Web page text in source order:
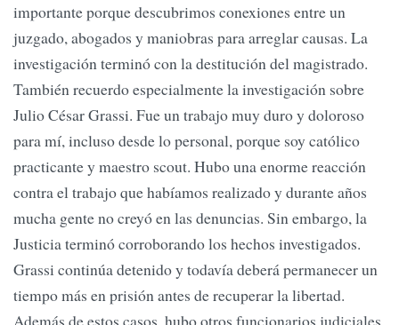
importante porque descubrimos conexiones entre un
juzgado, abogados y maniobras para arreglar causas. La
investigación terminó con la destitución del magistrado.
También recuerdo especialmente la investigación sobre
Julio César Grassi. Fue un trabajo muy duro y doloroso
para mí, incluso desde lo personal, porque soy católico
practicante y maestro scout. Hubo una enorme reacción
contra el trabajo que habíamos realizado y durante años
mucha gente no creyó en las denuncias. Sin embargo, la
Justicia terminó corroborando los hechos investigados.
Grassi continúa detenido y todavía deberá permanecer un
tiempo más en prisión antes de recuperar la libertad.